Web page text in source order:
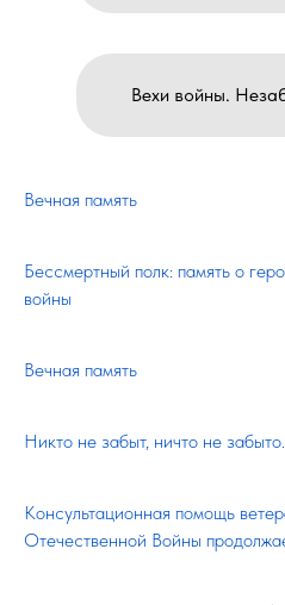
Вехи войны.
Вечная память
Бессмертный полк: память о
войны
Вечная память
Никто не забыт, ничто не
Консультационная помощь
Отечественной Войны